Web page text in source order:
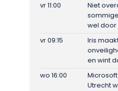
vr 11:00
Niet
wel door
vr 09:15
Iris
en wint
wo 16:00
Utrecht